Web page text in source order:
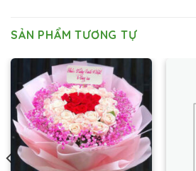
SẢN PHẨM TƯƠNG TỰ